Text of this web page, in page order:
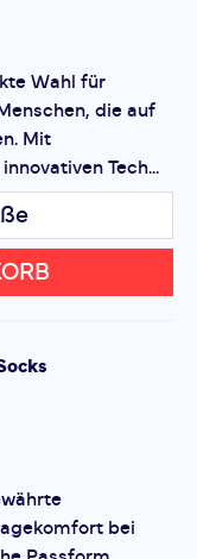
– es gelten
Wahl für
die auf
Mit
Tech...
bei